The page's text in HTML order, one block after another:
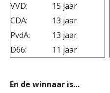
VVD:
15 jaar
CDA:
13 jaar
PvdA:
13 jaar
D66:
11 jaar
En de winnaar is…